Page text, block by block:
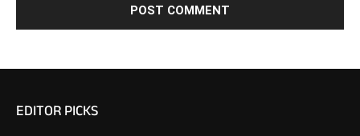
EDITOR PICKS